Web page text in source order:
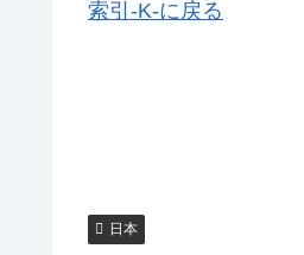
索引-K-に戻る
日本